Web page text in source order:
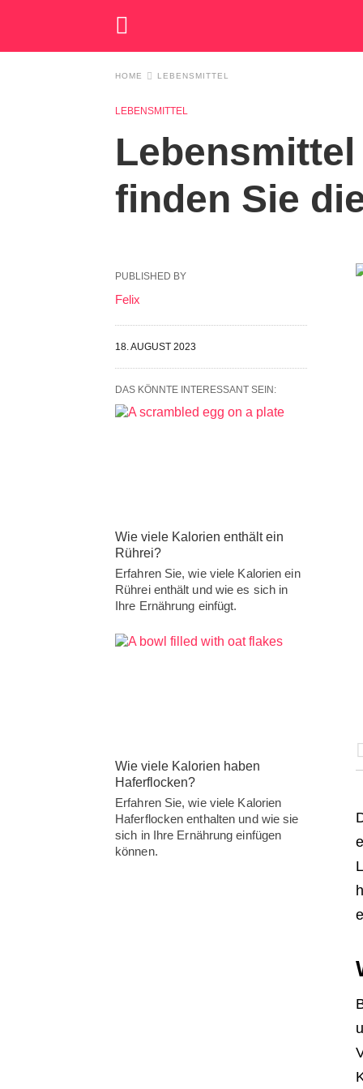
HOME LEBENSMITTEL
LEBENSMITTEL
finden Sie
PUBLISHED BY
Felix
18. AUGUST 2023
DAS KÖNNTE INTERESSANT SEIN:
Wie viele Kalorien enthält ein
Rührei?
Erfahren Sie, wie viele Kalorien ein
Rührei enthält und wie es sich in
Ihre Ernährung einfügt.
Wie viele Kalorien haben
Haferflocken?
Erfahren Sie, wie viele Kalorien
Haferflocken enthalten und wie sie
sich in Ihre Ernährung einfügen
können.